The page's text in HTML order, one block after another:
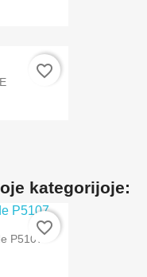
favorite_border
kategorijoje:
P5107
favorite_border